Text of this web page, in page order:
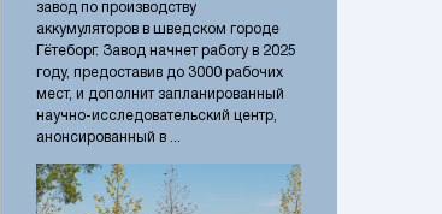
завод по производству
аккумуляторов в шведском городе
Гётеборг. Завод начнет работу в 2025
году, предоставив до 3000 рабочих
мест, и дополнит запланированный
научно-исследовательский центр,
анонсированный в ...